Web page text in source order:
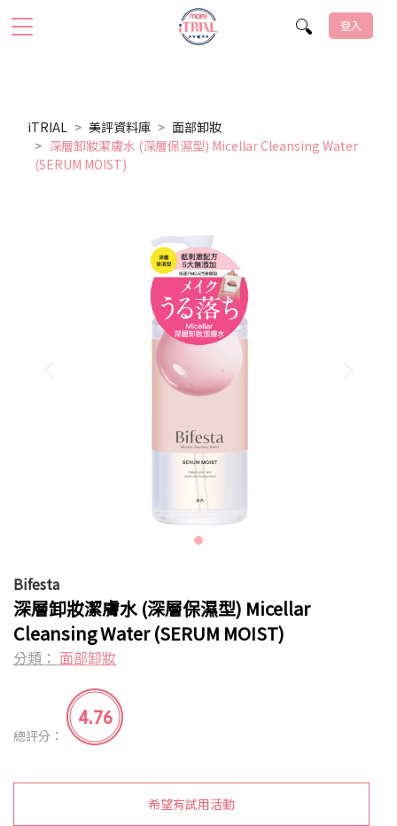
登入
iTRIAL 美評資料庫
面部卸妝
深層卸妝潔膚水 (深層保濕型) Micellar Cleansing Water
(SERUM MOIST)
Bifesta
深層卸妝潔膚水 (深層保濕型) Micellar
Cleansing Water (SERUM MOIST)
分類： 面部卸妝
總評分：
4.76
希望有試用活動